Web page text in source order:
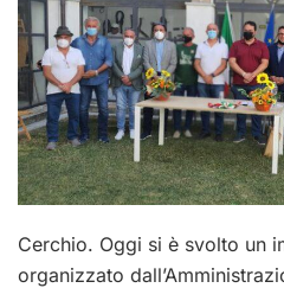
Cerchio. Oggi si è svolto un
organizzato